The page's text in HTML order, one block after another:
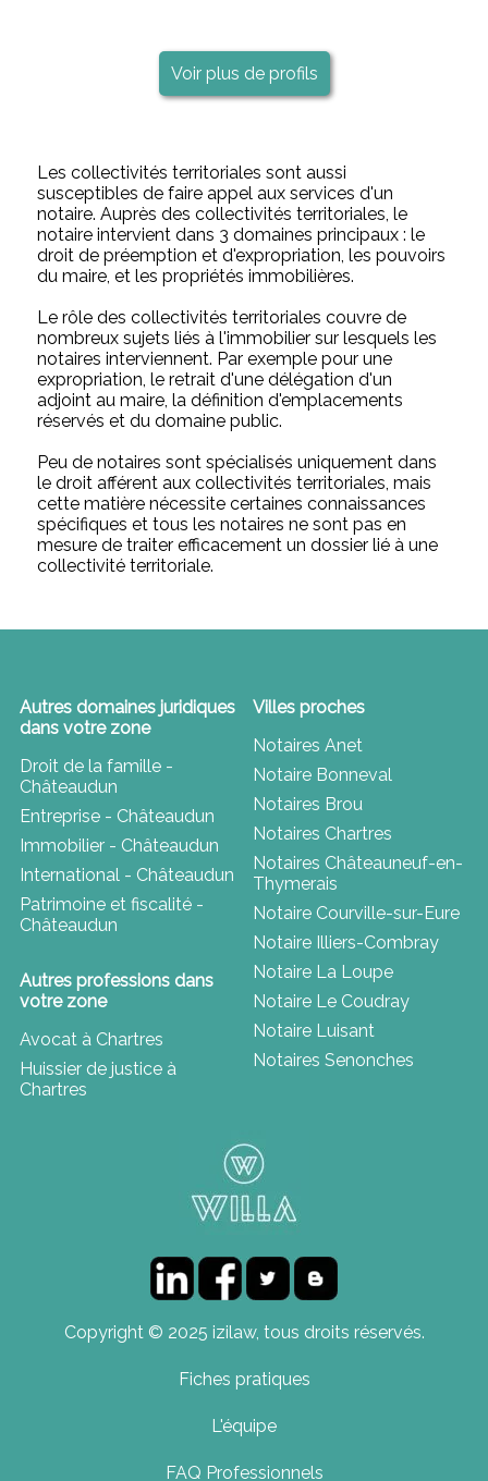
Voir plus de profils
Les collectivités territoriales sont aussi
susceptibles de faire appel aux services d'un
notaire. Auprès des collectivités territoriales, le
notaire intervient dans 3 domaines principaux : le
droit de préemption et d'expropriation, les pouvoirs
du maire, et les propriétés immobilières.
Le rôle des collectivités territoriales couvre de
nombreux sujets liés à l'immobilier sur lesquels les
notaires interviennent. Par exemple pour une
expropriation, le retrait d'une délégation d'un
adjoint au maire, la définition d'emplacements
réservés et du domaine public.
Peu de notaires sont spécialisés uniquement dans
le droit afférent aux collectivités territoriales, mais
cette matière nécessite certaines connaissances
spécifiques et tous les notaires ne sont pas en
mesure de traiter efficacement un dossier lié à une
collectivité territoriale.
Autres domaines juridiques
dans votre zone
Droit de la famille -
Châteaudun
Entreprise - Châteaudun
Immobilier - Châteaudun
International - Châteaudun
Patrimoine et fiscalité -
Châteaudun
Autres professions dans
votre zone
Avocat à Chartres
Huissier de justice à
Chartres
Villes proches
Notaires Anet
Notaire Bonneval
Notaires Brou
Notaires Chartres
Notaires Châteauneuf-en-
Thymerais
Notaire Courville-sur-Eure
Notaire Illiers-Combray
Notaire La Loupe
Notaire Le Coudray
Notaire Luisant
Notaires Senonches
Copyright © 2025 izilaw, tous droits réservés.
Fiches pratiques
L'équipe
FAQ Professionnels